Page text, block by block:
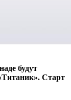
будут
Старт